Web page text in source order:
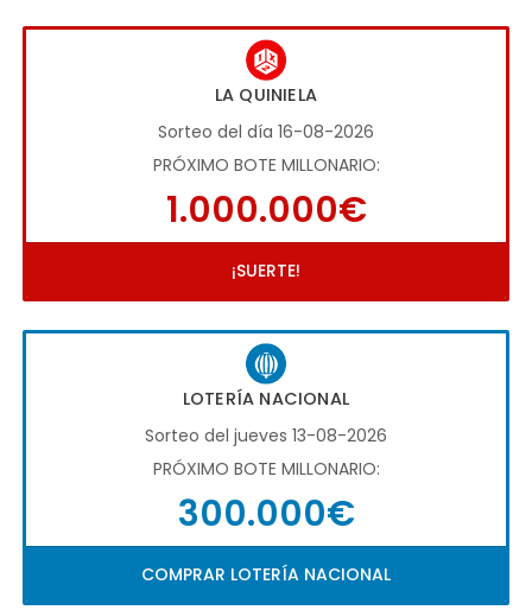
LA QUINIELA
Sorteo del día 16-08-2026
PRÓXIMO BOTE MILLONARIO:
1.000.000€
¡SUERTE!
LOTERÍA NACIONAL
Sorteo del jueves 13-08-2026
PRÓXIMO BOTE MILLONARIO:
300.000€
COMPRAR LOTERÍA NACIONAL